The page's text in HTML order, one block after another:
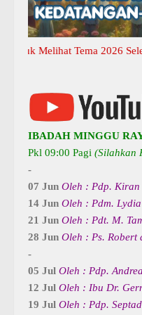
Tema 2026
IBADAH MINGGU
Pkl 09:00 Pagi (Silahkan
-
07 Jun Oleh : Pdp. Kiran
14 Jun Oleh : Pdm.
21 Jun Oleh : Pdt. M.
28 Jun Oleh : Ps. Robert
-
05 Jul Oleh : Pdp.
12 Jul Oleh : Ibu Dr.
19 Jul Oleh : Pdp.